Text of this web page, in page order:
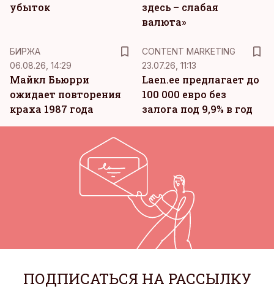
убыток
здесь – слабая
валюта»
БИРЖА
06.08.26, 14:29
Майкл Бьюрри
ожидает повторения
краха 1987 года
CONTENT MARKETING
23.07.26, 11:13
Laen.ee предлагает до
100 000 евро без
залога под 9,9% в год
ПОДПИСАТЬСЯ НА РАССЫЛКУ